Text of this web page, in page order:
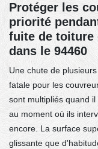
Protéger les
priorité
fuite de toiture
dans le 94460
Une chute de
fatale pour les
sont multipliés quand
au moment où ils
encore. La surface
glissante que